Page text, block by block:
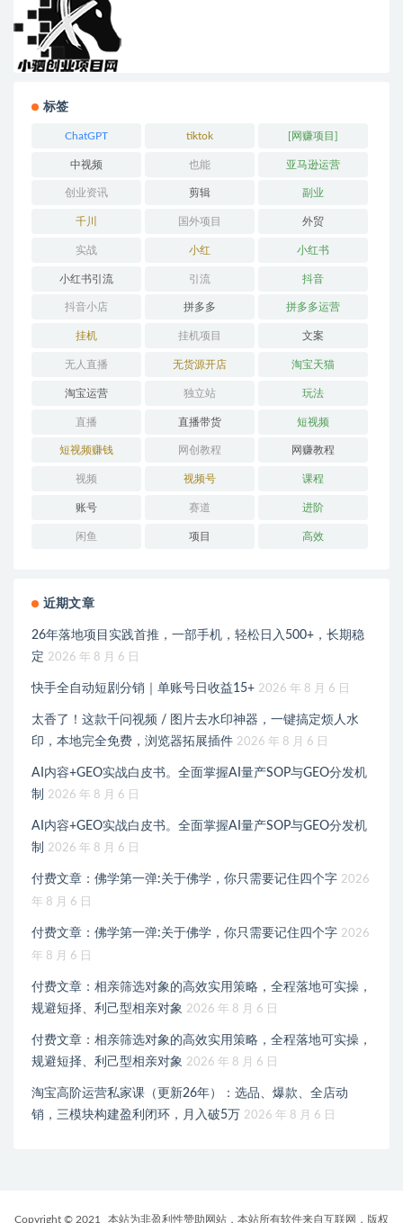
标签
ChatGPT tiktok [网赚项目]
中视频 也能 亚马逊运营
创业资讯 剪辑 副业
千川 国外项目 外贸
实战 小红 小红书
小红书引流 引流 抖音
抖音小店 拼多多 拼多多运营
挂机 挂机项目 文案
无人直播 无货源开店 淘宝天猫
淘宝运营 独立站 玩法
直播 直播带货 短视频
短视频赚钱 网创教程 网赚教程
视频 视频号 课程
账号 赛道 进阶
闲鱼 项目 高效
近期文章
26年落地项目实践首推，一部手机，轻松日入500+，长期稳
定 2026 年 8 月 6 日
快手全自动短剧分销｜单账号日收益15+ 2026 年 8 月 6 日
太香了！这款千问视频 / 图片去水印神器，一键搞定烦人水
印，本地完全免费，浏览器拓展插件 2026 年 8 月 6 日
AI内容+GEO实战白皮书。全面掌握AI量产SOP与GEO分发机
制
2026 年 8 月 6 日
AI内容+GEO实战白皮书。全面掌握AI量产SOP与GEO分发机
制
2026 年 8 月 6 日
付费文章：佛学第一弹:关于佛学，你只需要记住四个字 2026
年 8 月 6 日
付费文章：佛学第一弹:关于佛学，你只需要记住四个字 2026
年 8 月 6 日
付费文章：相亲筛选对象的高效实用策略，全程落地可实操，
规避短择、利己型相亲对象 2026 年 8 月 6 日
付费文章：相亲筛选对象的高效实用策略，全程落地可实操，
规避短择、利己型相亲对象 2026 年 8 月 6 日
淘宝高阶运营私家课（更新26年）：选品、爆款、全店动
销，三模块构建盈利闭环，月入破5万 2026 年 8 月 6 日
Copyright © 2021 本站为非盈利性赞助网站，本站所有软件来自互联网，版权